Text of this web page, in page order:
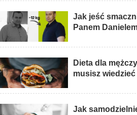
Jak jeść
Panem
Dieta dla
musisz wiedzieć
Jak